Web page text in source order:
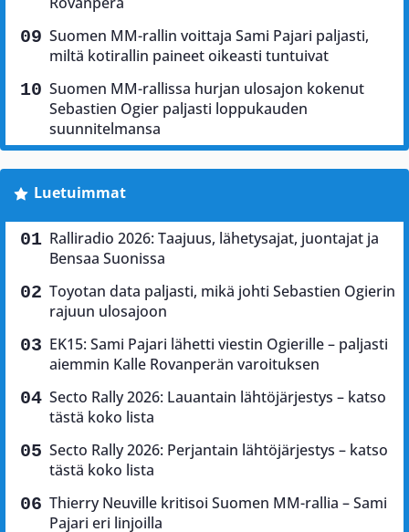
Suomen MM-rallin voittaja Sami Pajari paljasti,
miltä kotirallin paineet oikeasti tuntuivat
Suomen MM-rallissa hurjan ulosajon kokenut
Sebastien Ogier paljasti loppukauden
suunnitelmansa
Luetuimmat
Ralliradio 2026: Taajuus, lähetysajat, juontajat ja
Bensaa Suonissa
Toyotan data paljasti, mikä johti Sebastien Ogierin
rajuun ulosajoon
EK15: Sami Pajari lähetti viestin Ogierille – paljasti
aiemmin Kalle Rovanperän varoituksen
Secto Rally 2026: Lauantain lähtöjärjestys – katso
tästä koko lista
Secto Rally 2026: Perjantain lähtöjärjestys – katso
tästä koko lista
Thierry Neuville kritisoi Suomen MM-rallia – Sami
Pajari eri linjoilla